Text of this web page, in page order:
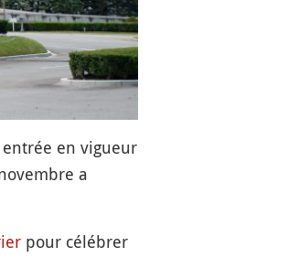
en vigueur
a
pour célébrer